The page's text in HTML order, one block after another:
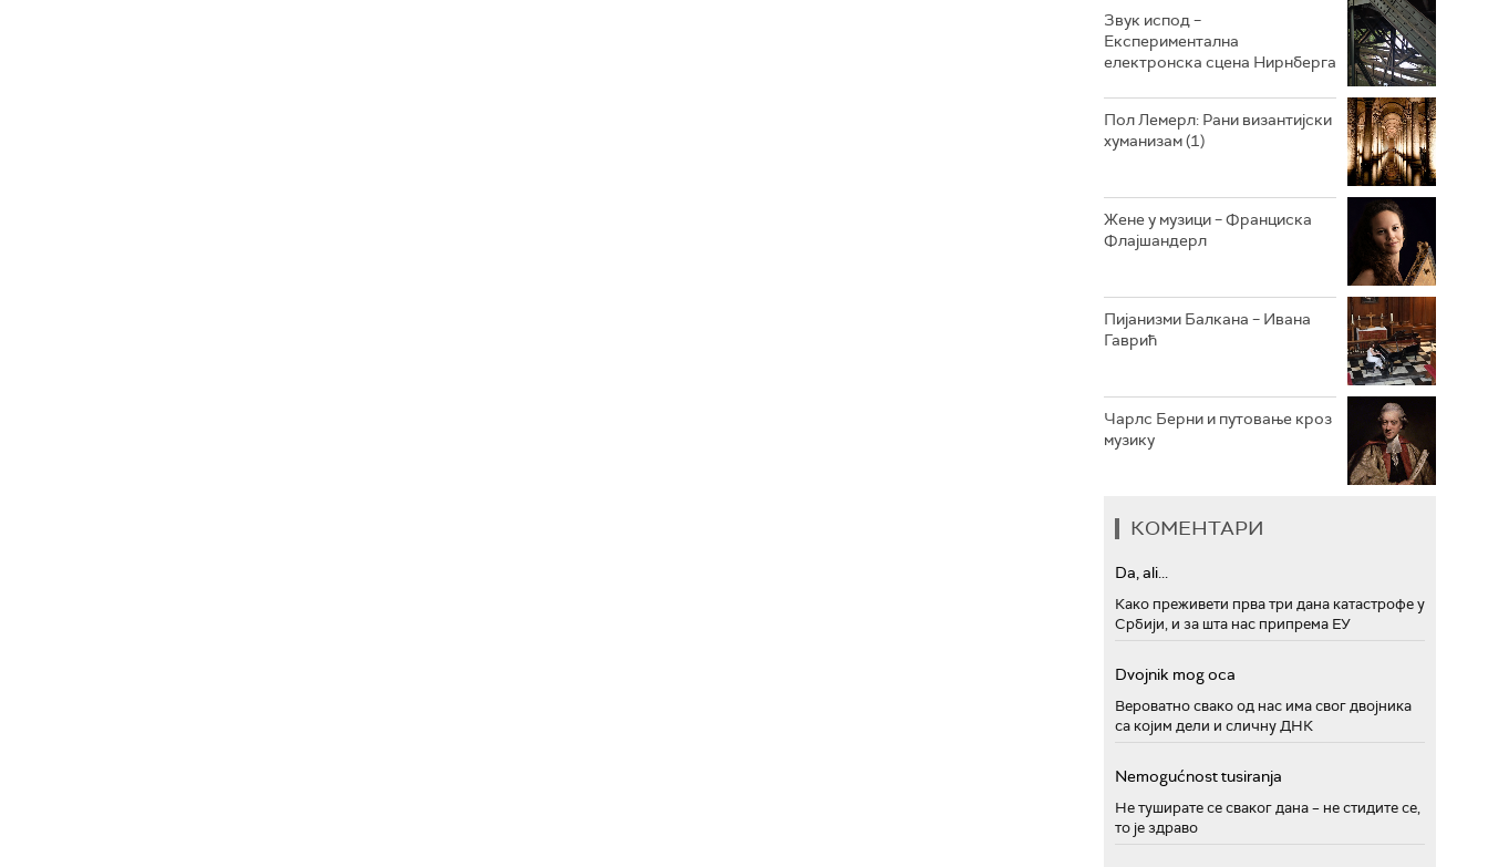
РАДИО ЏУБОКС
РАДИО ВРТЕШКА
РАДИО ЏЕЗЕР
Звук испод –
Експериментална
електронска сцена Нирнберга
Пол Лемерл: Рани византијски
хуманизам (1)
Жене у музици – Франциска
Флајшандерл
Пијанизми Балкана – Ивана
Гаврић
Чарлс Берни и путовање кроз
музику
КОМЕНТАРИ
Da, ali...
Како преживети прва три дана катастрофе у
Србији, и за шта нас припрема ЕУ
Dvojnik mog oca
Вероватно свако од нас има свог двојника
са којим дели и сличну ДНК
Nemogućnost tusiranja
Не туширате се сваког дана – не стидите се,
то је здраво